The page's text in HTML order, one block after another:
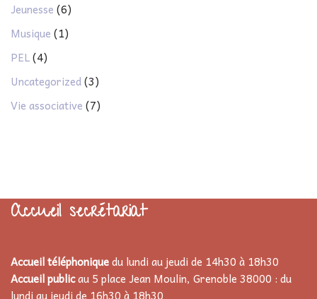
Jeunesse (6)
Musique (1)
PEL(4)
Uncategorized(3)
Vie associative (7)
Accueil secrétariat
Accueil téléphoniquedu lundi au jeudi de 14h30 à 18h30
Accueil publicau 5 place Jean Moulin, Grenoble 38000 : du
lundi au jeudi de 16h30 à 18h30